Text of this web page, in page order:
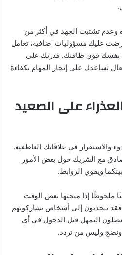
تشتيت الجهد في أكثر من
عليك مسؤوليات إضافية، تعامل
نفسك فوق طاقتك. قدرتك على
تساعدك على إنجاز المهام بكفاءة
على الصعيد
والاستقرار في علاقاتك العاطفية.
مع الشريك حول بعض الأمور
ويقوي الروابط.
ملحوظًا إذا منحتها بعض الوقت
فقد ينجذبون إلى أشخاص يشاركونهم
التمهل قبل الدخول في أي
ونضج وليس من تردد.